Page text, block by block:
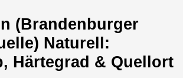
(Brandenburger
Naturell:
Härtegrad & Quellort